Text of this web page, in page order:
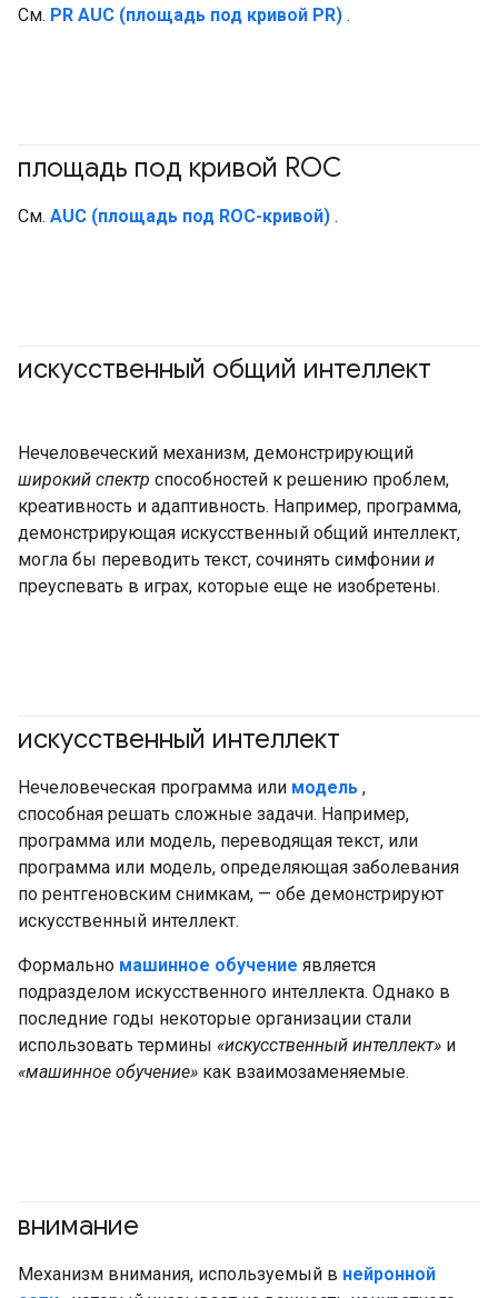
См. PR AUC (площадь под кривой PR) .
площадь под кривой ROC
См. AUC (площадь под ROC-кривой) .
искусственный общий интеллект
Нечеловеческий механизм, демонстрирующий
широкий спектр способностей к решению проблем,
креативность и адаптивность. Например, программа,
демонстрирующая искусственный общий интеллект,
могла бы переводить текст, сочинять симфонии и
преуспевать в играх, которые еще не изобретены.
искусственный интеллект
Нечеловеческая программа или модель ,
способная решать сложные задачи. Например,
программа или модель, переводящая текст, или
программа или модель, определяющая заболевания
по рентгеновским снимкам, — обе демонстрируют
искусственный интеллект.
Формально машинное обучение является
подразделом искусственного интеллекта. Однако в
последние годы некоторые организации стали
использовать термины «искусственный интеллект» и
«машинное обучение» как взаимозаменяемые.
внимание
Механизм внимания, используемый в нейронной